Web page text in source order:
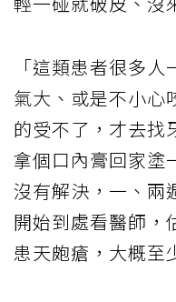
「這類患者很多
氣大、或是不小心
的受不了，才去找
拿個口內膏回家塗
沒有解決，一、兩
開始到處看醫師，
患天皰瘡，大概至